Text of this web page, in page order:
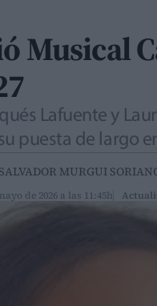
Musical
Lafuente y
puesta de largo
MURGUI
de 2026 a las 11:45h